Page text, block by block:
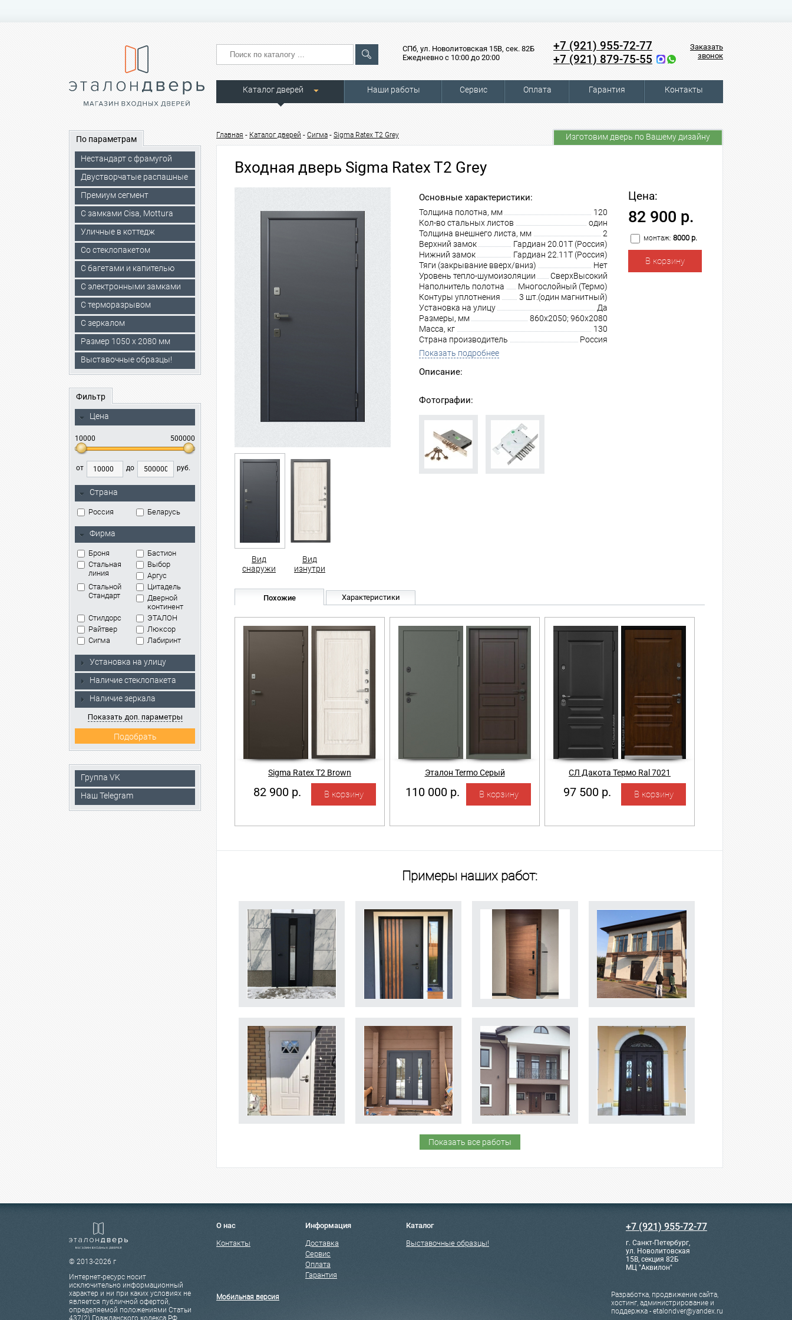
СПб, ул. Новолитовская 15В, сек. 82Б
Ежедневно с 10:00 до 20:00
+7 (921) 955-72-77
+7 (921) 879-75-55
Заказать
звонок
Каталог дверей Наши работы Сервис Оплата Гарантия Контакты
По параметрам
Нестандарт с фрамугой
Двустворчатые распашные
Премиум сегмент
C замками Cisa, Mottura
Уличные в коттедж
Со стеклопакетом
С багетами и капителью
C электронными замками
С терморазрывом
С зеркалом
Размер 1050 х 2080 мм
Выставочные образцы!
Фильтр
Цена
10000 500000
от до руб.
Страна
Россия Беларусь
Фирма
Броня
Бастион
Стальная
линия
Выбор
Аргус
Стальной
Стандарт
Цитадель
Дверной
континент
Стилдорс
ЭТАЛОН
Райтвер
Люксор
Сигма
Лабиринт
Установка на улицу
Наличие стеклопакета
Наличие зеркала
Показать доп. параметры
Группа VK
Наш Telegram
Главная - Каталог дверей - Сигма - Sigma Ratex T2 Grey Изготовим дверь по Вашему дизайну
Входная дверь Sigma Ratex T2 Grey
Вид
снаружи
Вид
изнутри
Основные характеристики:
Толщина полотна, мм
120
Кол-во стальных листов
один
Толщина внешнего листа, мм
2
Верхний замок
Гардиан 20.01Т (Россия)
Нижний замок
Гардиан 22.11Т (Россия)
Тяги (закрывание вверх/вниз)
Нет
Уровень тепло-шумоизоляции
СверхВысокий
Наполнитель полотна
Многослойный (Термо)
Контуры уплотнения
3 шт.(один магнитный)
Установка на улицу
Да
Размеры, мм
860х2050; 960х2080
Масса, кг
130
Страна производитель
Россия
Показать подробнее
Цена:
82 900 р.
монтаж: 8000 р.
Описание:
Фотографии:
Похожие Характеристики
Sigma Ratex T2 Brown
82 900 р.
Эталон Termo Серый
110 000 р.
СЛ Дакота Термо Ral 7021
97 500 р.
Примеры наших работ:
Показать все работы
© 2013-2026 г
Интернет-ресурс носит
исключительно информационный
характер и ни при каких условиях не
является публичной офертой,
определяемой положениями Статьи
437(2) Гражданского кодекса РФ.
О нас
Контакты
Информация
Доставка
Сервис
Оплата
Гарантия
Каталог
Выставочные образцы!
Мобильная версия
+7 (921) 955-72-77
г. Санкт-Петербург,
ул. Новолитовская
15В, секция 82Б
МЦ "Аквилон"
Разработка, продвижение сайта,
хостинг, администрирование и
поддержка - etalondver@yandex.ru